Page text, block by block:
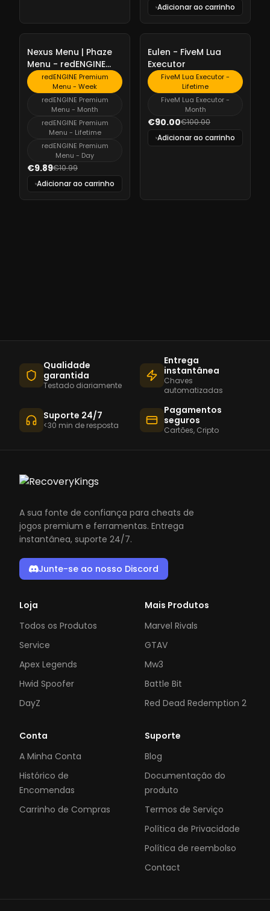
Adicionar ao carrinho
Nexus Menu | Phaze
Menu - redENGINE
Premium Menu
redENGINE Premium
Menu - Week
redENGINE Premium
Menu - Month
redENGINE Premium
Menu - Lifetime
redENGINE Premium
Menu - Day
€9.89€10.99
Adicionar ao carrinho
10%
Eulen - FiveM Lua
Executor
FiveM Lua Executor -
Lifetime
FiveM Lua Executor -
Month
€90.00€100.00
Adicionar ao carrinho
Qualidade
garantida
Testado diariamente
Entrega
instantânea
Chaves
automatizadas
Suporte 24/7
<30 min de resposta
Pagamentos
seguros
Cartões, Cripto
A sua fonte de confiança para cheats de
jogos premium e ferramentas. Entrega
instantânea, suporte 24/7.
Junte-se ao nosso Discord
Loja
Todos os Produtos
Service
Apex Legends
Hwid Spoofer
DayZ
Mais Produtos
Marvel Rivals
GTAV
Mw3
Battle Bit
Red Dead Redemption 2
Conta
A Minha Conta
Histórico de
Encomendas
Carrinho de Compras
Suporte
Blog
Documentação do
produto
Termos de Serviço
Política de Privacidade
Política de reembolso
Contact